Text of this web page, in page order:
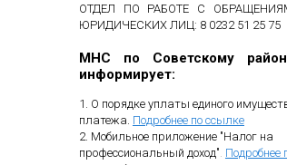
ОТДЕЛ ПО РАБОТЕ С
ЮРИДИЧЕСКИХ ЛИЦ: 8 0232 51 25 75
МНС по Советскому
информирует:
1. О порядке уплаты единого
платежа. Подробнее по ссылке
2. Мобильное приложение "Налог на
профессиональный доход". Подробнее